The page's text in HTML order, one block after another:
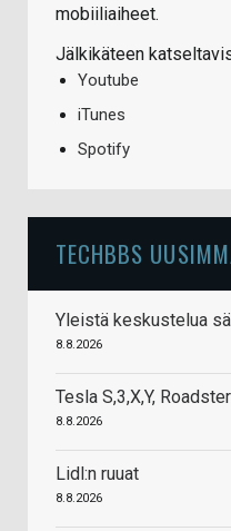
mobiiliaiheet.
Jälkikäteen
Youtube
iTunes
Spotify
TECHBBS
Yleistä keskustelua
8.8.2026
Tesla S,3,X,Y,
8.8.2026
Lidl:n ruuat
8.8.2026